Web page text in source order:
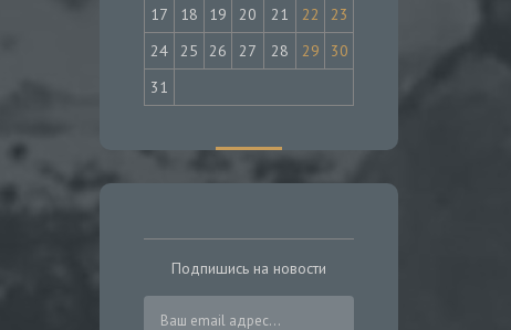
17
18 19 20 21 22
23
24
25 26 27 28 29
30
31
Подпишись на новости